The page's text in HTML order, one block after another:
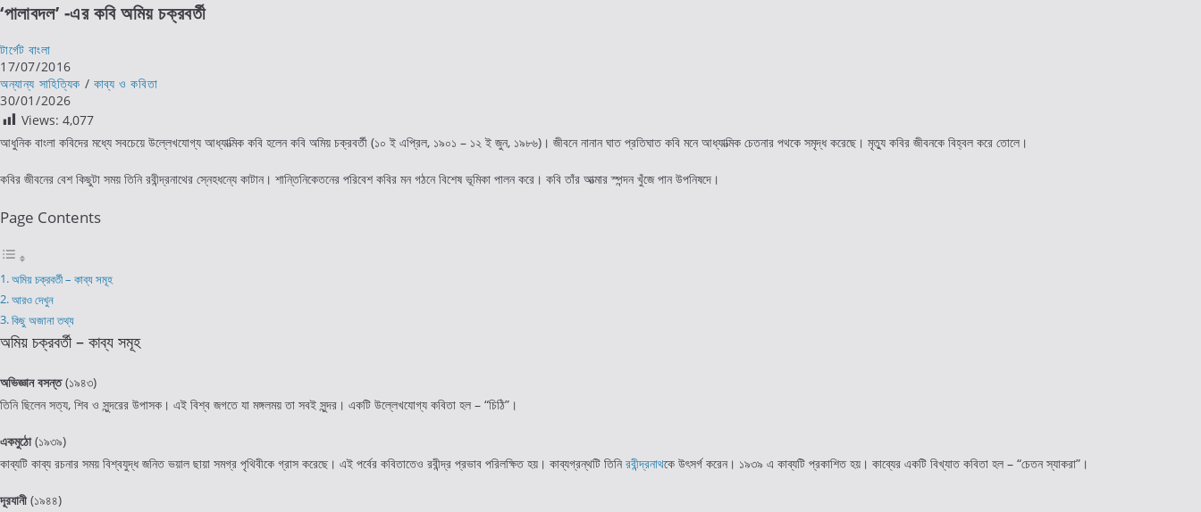
the
‘পালাবদল’ -এর কবি অমিয় চক্রবর্তী
Post
author:
টার্গেট বাংলা
Post
published:
17/07/2016
Post
category:
অন্যান্য সাহিত্যিক / কাব্য ও কবিতা
Post
last
30/01/2026
Views: 4,077
আধুনিক বাংলা কবিদের মধ্যে সবচেয়ে উল্লেখযোগ্য আধ্যাত্মিক কবি হলেন কবি অমিয় চক্রবর্তী (১০ ই এপ্রিল, ১৯০১ – ১২ ই জুন, ১৯৮৬)। জীবনে নানান ঘাত প্রতিঘাত কবি মনে আধ্যাত্মিক চেতনার পথকে সমৃদ্ধ করেছে। মৃত্যু কবির জীবনকে বিহ্বল করে তোলে।
কবির জীবনের বেশ কিছুটা সময় তিনি রবীন্দ্রনাথের স্নেহধন্যে কাটান। শান্তিনিকেতনের পরিবেশ কবির মন গঠনে বিশেষ ভূমিকা পালন করে। কবি তাঁর আত্মার স্পন্দন খুঁজে পান উপনিষদে।
Page Contents
‪অমিয় চক্রবর্তী – কাব্য সমূহ
আরও দেখুন
কিছু অজানা তথ্য
অমিয় চক্রবর্তী – কাব্য সমূহ
অভিজ্ঞান বসন্ত(১৯৪৩)
তিনি ছিলেন সত্য, শিব ও সুন্দরের উপাসক। এই বিশ্ব জগতে যা মঙ্গলময় তা সবই সুন্দর। একটি উল্লেখযোগ্য কবিতা হল – “চিঠি”।
একমুঠো(১৯৩৯)
কাব্যটি কাব্য রচনার সময় বিশ্বযুদ্ধ জনিত ভয়াল ছায়া সমগ্র পৃথিবীকে গ্রাস করেছে। এই পর্বের কবিতাতেও রবীন্দ্র প্রভাব পরিলক্ষিত হয়। কাব্যগ্রন্থটি তিনিরবীন্দ্রনাথকে উৎসর্গ করেন। ১৯৩৯ এ কাব্যটি প্রকাশিত হয়। কাব্যের একটি বিখ্যাত কবিতা হল – “চেতন স্যাকরা”।
দূরযানী (১৯৪৪)